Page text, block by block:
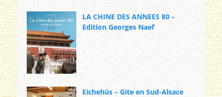
LA CHINE DES ANNEES 80 –
Edition Georges Naef
Eichehüs – Gite en Sud-Alsace